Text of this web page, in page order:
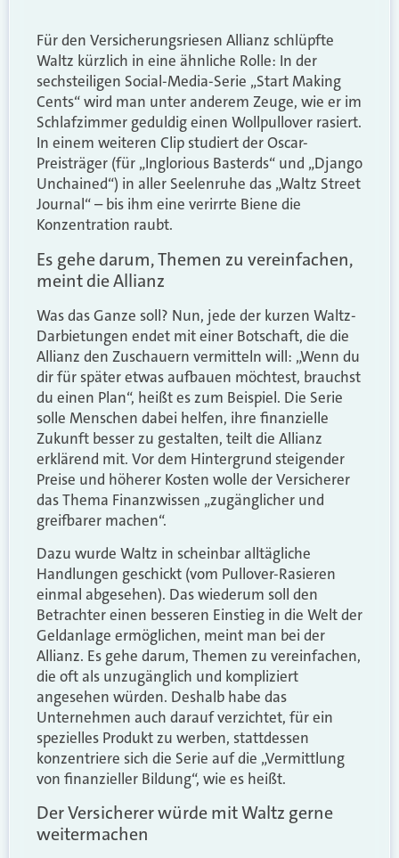
Für den Versicherungsriesen Allianz schlüpfte
Waltz kürzlich in eine ähnliche Rolle: In der
sechsteiligen Social-Media-Serie „Start Making
Cents“ wird man unter anderem Zeuge, wie er im
Schlafzimmer geduldig einen Wollpullover rasiert.
In einem weiteren Clip studiert der Oscar-
Preisträger (für „Inglorious Basterds“ und „Django
Unchained“) in aller Seelenruhe das „Waltz Street
Journal“ – bis ihm eine verirrte Biene die
Konzentration raubt.
Es gehe darum, Themen zu vereinfachen,
meint die Allianz
Was das Ganze soll? Nun, jede der kurzen Waltz-
Darbietungen endet mit einer Botschaft, die die
Allianz den Zuschauern vermitteln will: „Wenn du
dir für später etwas aufbauen möchtest, brauchst
du einen Plan“, heißt es zum Beispiel. Die Serie
solle Menschen dabei helfen, ihre finanzielle
Zukunft besser zu gestalten, teilt die Allianz
erklärend mit. Vor dem Hintergrund steigender
Preise und höherer Kosten wolle der Versicherer
das Thema Finanzwissen „zugänglicher und
greifbarer machen“.
Dazu wurde Waltz in scheinbar alltägliche
Handlungen geschickt (vom Pullover-Rasieren
einmal abgesehen). Das wiederum soll den
Betrachter einen besseren Einstieg in die Welt der
Geldanlage ermöglichen, meint man bei der
Allianz. Es gehe darum, Themen zu vereinfachen,
die oft als unzugänglich und kompliziert
angesehen würden. Deshalb habe das
Unternehmen auch darauf verzichtet, für ein
spezielles Produkt zu werben, stattdessen
konzentriere sich die Serie auf die „Vermittlung
von finanzieller Bildung“, wie es heißt.
Der Versicherer würde mit Waltz gerne
weitermachen